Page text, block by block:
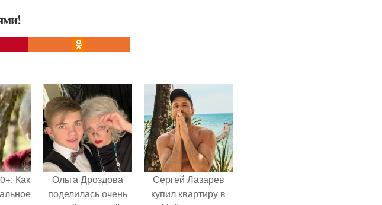
Как
Ольга Дроздова
поделилась очень
Сергей Лазарев
купил квартиру в